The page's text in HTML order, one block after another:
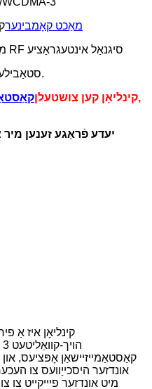
מאַכט קאָמבינער
• מאַכט קאָמבינער קען פֿאַרבעסערן RF סיגנאַל אינטעגראַציע
• סטאַבילע און קאָנסיסטענטע פאָרשטעלונג.
קינליאָן קען צושטעלן
יעדע פֿראַגע זענען מיר
קינליאָן איז אַ
הויך-קוואַליטעט 3 וועג
קאַסטאַמייזיישאַן אָפּציעס,
אונדזער היסכייַוועס צו
מיט אונדזער פיייקייט צו